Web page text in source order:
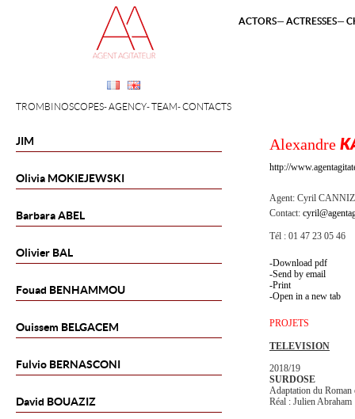
JIM
Olivia MOKIEJEWSKI
BarbaraABEL
Olivier BAL
Fouad BENHAMMOU
Ouissem BELGACEM
Fulvio BERNASCONI
David BOUAZIZ
TROMBINOSCOPES AGENCY TEAM CONTACTS
ACTORS ACTRESSES
Alexandre
http://
Agent: Cyril
Contact:
Tél : 01 47 23 05 46
Download pdf
Send by email
Print
Open in a new tab
PROJETS
TELEVISION
2018/19
SURDOSE
Adaptation du Roman
Réal : Julien Abraham